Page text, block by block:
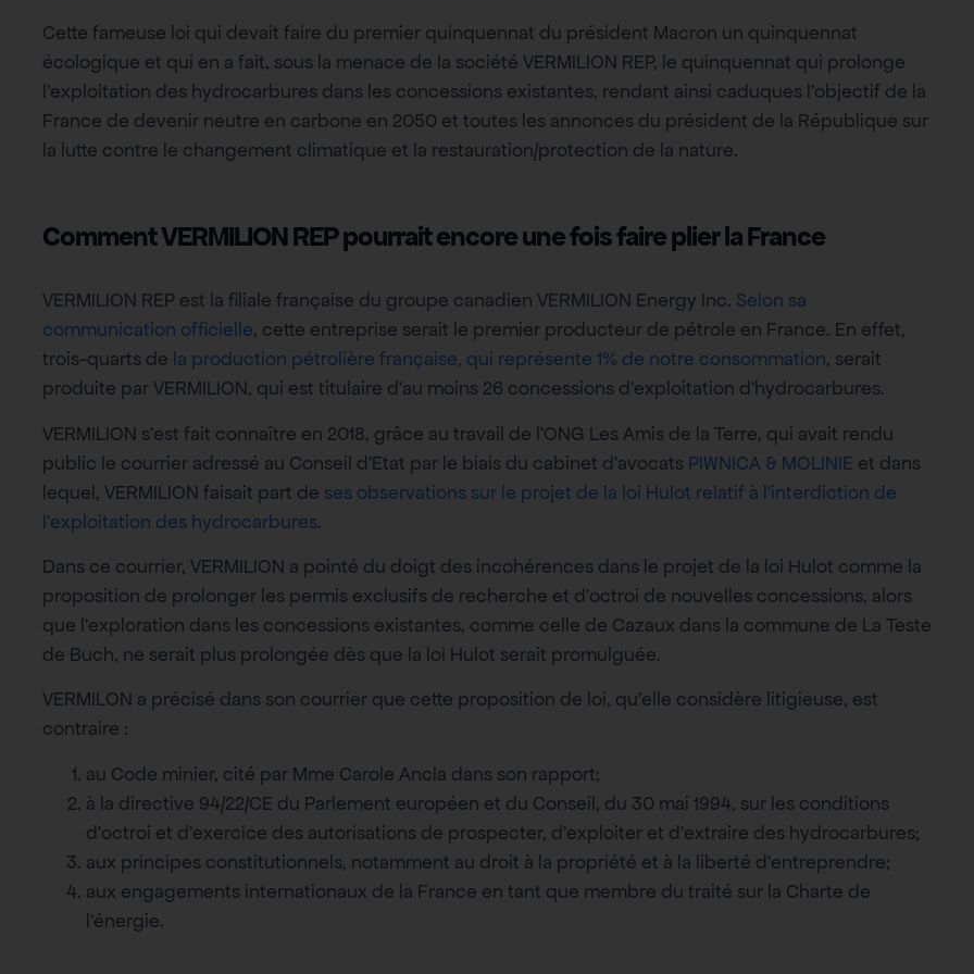
Cette fameuse loi qui devait faire du premier quinquennat du président Macron un quinquennat
écologique et qui en a fait, sous la menace de la société VERMILION REP, le quinquennat qui prolonge
l’exploitation des hydrocarbures dans les concessions existantes, rendant ainsi caduques l’objectif de la
France de devenir neutre en carbone en 2050 et toutes les annonces du président de la République sur
la lutte contre le changement climatique et la restauration/protection de la nature.
Comment VERMILION REP pourrait encore une fois faire plier la France
VERMILION REP est la filiale française du groupe canadien VERMILION Energy Inc. Selon sa
communication officielle, cette entreprise serait le premier producteur de pétrole en France. En effet,
trois-quarts de la production pétrolière française, qui représente 1% de notre consommation, serait
produite par VERMILION, qui est titulaire d’au moins 26 concessions d’exploitation d’hydrocarbures.
VERMILION s’est fait connaître en 2018, grâce au travail de l’ONG Les Amis de la Terre, qui avait rendu
public le courrier adressé au Conseil d’Etat par le biais du cabinet d’avocats PIWNICA & MOLINIE et dans
lequel, VERMILION faisait part de ses observations sur le projet de la loi Hulot relatif à l’interdiction de
l’exploitation des hydrocarbures.
Dans ce courrier, VERMILION a pointé du doigt des incohérences dans le projet de la loi Hulot comme la
proposition de prolonger les permis exclusifs de recherche et d’octroi de nouvelles concessions, alors
que l’exploration dans les concessions existantes, comme celle de Cazaux dans la commune de La Teste
de Buch, ne serait plus prolongée dès que la loi Hulot serait promulguée.
VERMILON a précisé dans son courrier que cette proposition de loi, qu’elle considère litigieuse, est
contraire :
au Code minier, cité par Mme Carole Ancla dans son rapport;
à la directive 94/22/CE du Parlement européen et du Conseil, du 30 mai 1994, sur les conditions
d’octroi et d’exercice des autorisations de prospecter, d’exploiter et d’extraire des hydrocarbures;
aux principes constitutionnels, notamment au droit à la propriété et à la liberté d’entreprendre;
aux engagements internationaux de la France en tant que membre du traité sur la Charte de
l’énergie.